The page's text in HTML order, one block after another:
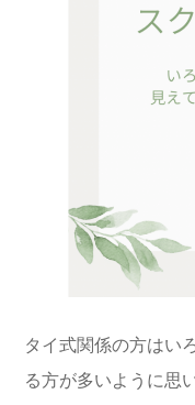
タイ式関係の方はい
る方が多いように思